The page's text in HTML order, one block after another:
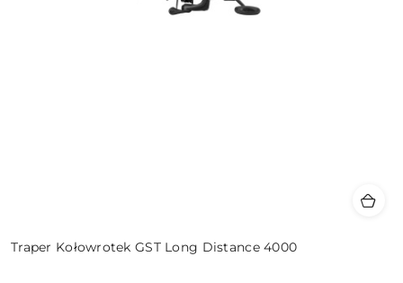
Traper Kołowrotek GST Long Distance 4000